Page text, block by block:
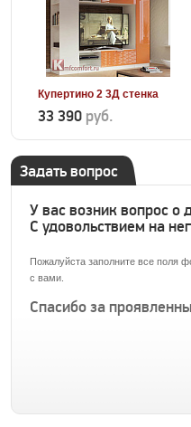
Купертино 2 3Д стенка
33 390 руб.
Задать вопрос
У вас возник вопрос о
С удовольствием на
Пожалуйста заполните все поля
с вами.
Спасибо за